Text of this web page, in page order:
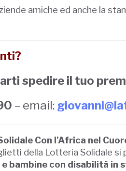
amiche ed anche la
spedire il tuo
– email:
Con l’Africa nel
della Lotteria Solidale
bambine con disabilità in